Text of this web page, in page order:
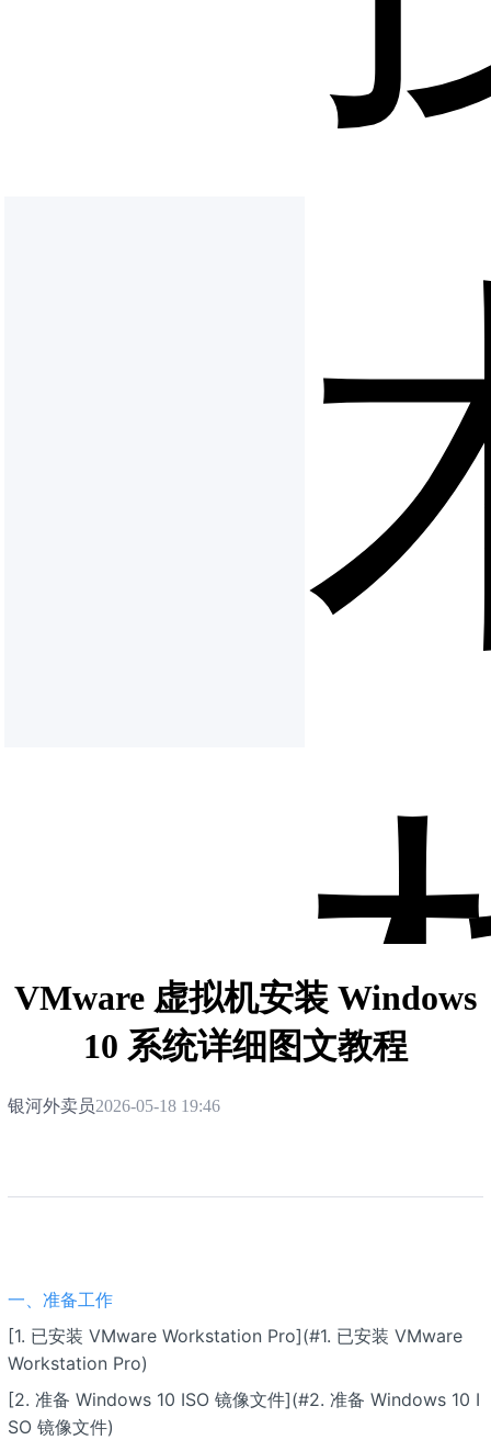
VMware 虚拟机安装 Windows
10 系统详细图文教程
银河外卖员2026-05-18 19:46
一、准备工作
[1. 已安装 VMware Workstation Pro](#1. 已安装 VMware
Workstation Pro)
[2. 准备 Windows 10 ISO 镜像文件](#2. 准备 Windows 10 I
SO 镜像文件)